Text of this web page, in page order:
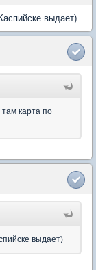
выдает)
карта по
выдает)